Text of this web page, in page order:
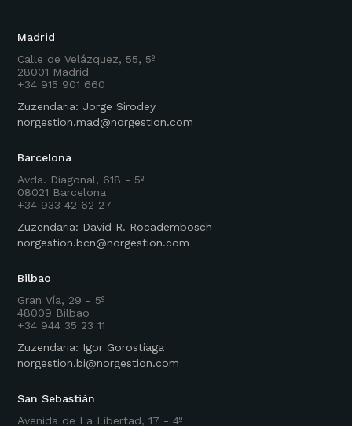
Madrid
Calle de Velázquez, 55, 5º
28001 Madrid
+34 915 901 660
Zuzendaria: Jorge Sirodey
norgestion.mad@norgestion.com
Barcelona
Avda. Diagonal, 618 - 5º
08021 Barcelona
+34 933 42 62 27
Zuzendaria: David R. Rocadembosch
norgestion.bcn@norgestion.com
Bilbao
Gran Vía, 29 - 5º
48009 Bilbao
+34 944 35 23 11
Zuzendaria: Igor Gorostiaga
norgestion.bi@norgestion.com
San Sebastián
Avenida de La Libertad, 17 - 4º